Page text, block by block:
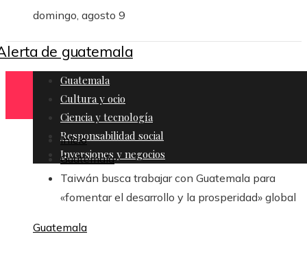
domingo, agosto 9
Guatemala
Cultura y ocio
Ciencia y tecnología
Responsabilidad social
Inversiones y negocios
Inicio
Guatemala
Taiwán busca trabajar con Guatemala para
«fomentar el desarrollo y la prosperidad» global
Guatemala